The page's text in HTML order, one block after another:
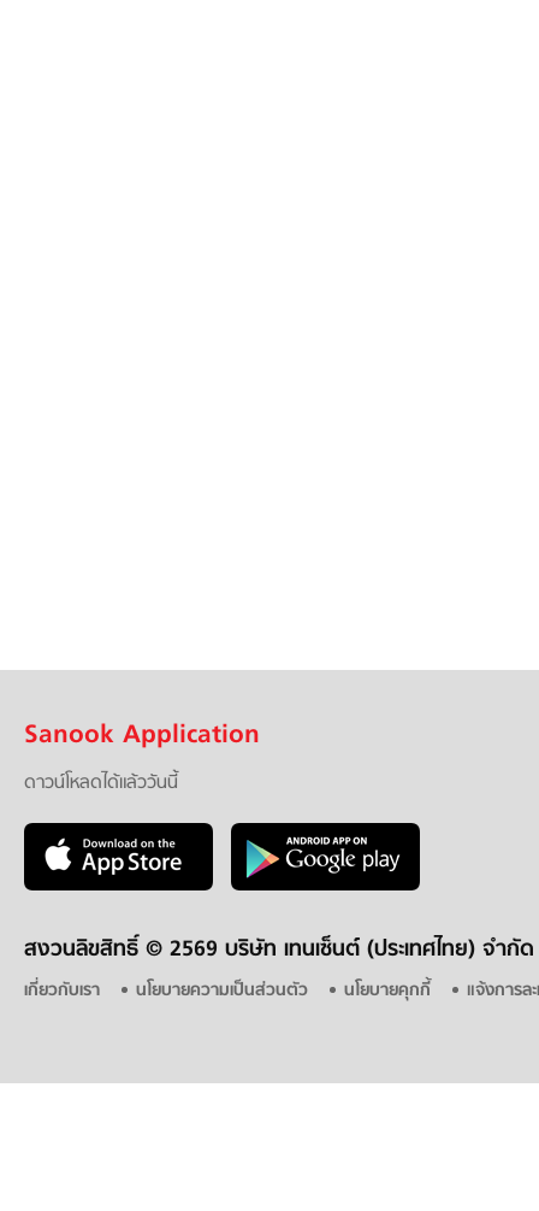
Sanook Application
ดาวน์โหลดได้แล้ววันนี้
สงวนลิขสิทธิ์ © 2569 บริษัท เทนเซ็นต์ (ประเทศไทย) จำกัด
เกี่ยวกับเรา นโยบายความเป็นส่วนตัว นโยบายคุกกี้ แจ้งการล